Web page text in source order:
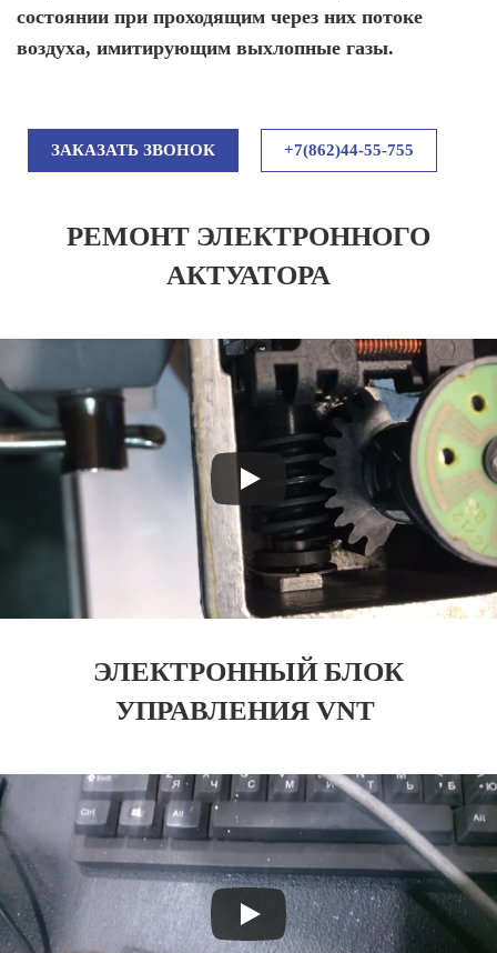
состоянии при проходящим через них потоке
воздуха, имитирующим выхлопные газы.
ЗАКАЗАТЬ ЗВОНОК +7(862)44-55-755
РЕМОНТ ЭЛЕКТРОННОГО
АКТУАТОРА
ЭЛЕКТРОННЫЙ БЛОК
УПРАВЛЕНИЯ VNT